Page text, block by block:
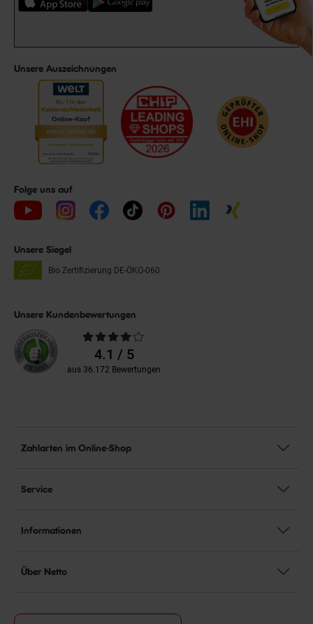
Unsere Auszeichnungen
Folge uns auf
Unsere Siegel
Bio Zertifizierung DE-ÖKO-060
Unsere Kundenbewertungen
Durchschnittliche
Bewertungen4.1 / 5
aus 36.172 Bewertungen
Zahlarten im Online-Shop
Service
Informationen
Über Netto